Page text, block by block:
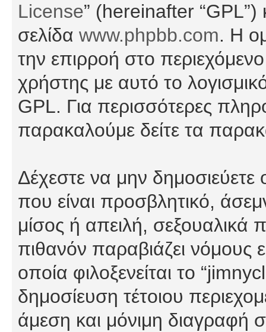
License” (hereinafter “GPL”)
σελίδα www.phpbb.com. Η
την επιρροή στο
χρήστης με αυτό το
GPL. Για περισσότερες
παρακαλούμε δείτε τα
Δέχεστε να μην
που είναι προσβλητικό,
μίσος ή απειλή, σεξουαλικά
πιθανόν παραβιάζει νόμους
οποία φιλοξενείται το
δημοσίευση τέτοιου
άμεση και μόνιμη διαγραφή